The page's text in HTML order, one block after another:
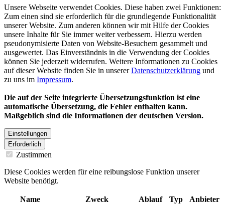
Unsere Webseite verwendet Cookies. Diese haben zwei Funktionen:
Zum einen sind sie erforderlich für die grundlegende Funktionalität
unserer Website. Zum anderen können wir mit Hilfe der Cookies
unsere Inhalte für Sie immer weiter verbessern. Hierzu werden
pseudonymisierte Daten von Website-Besuchern gesammelt und
ausgewertet. Das Einverständnis in die Verwendung der Cookies
können Sie jederzeit widerrufen. Weitere Informationen zu Cookies
auf dieser Website finden Sie in unsererDatenschutzerklärung und
zu uns im Impressum.
Die auf der Seite integrierte Übersetzungsfunktion ist eine
automatische Übersetzung, die Fehler enthalten kann.
Maßgeblich sind die Informationen der deutschen Version.
Einstellungen
Erforderlich
Zustimmen
Diese Cookies werden für eine reibungslose Funktion unserer
Website benötigt.
Name Zweck Ablauf Typ Anbieter